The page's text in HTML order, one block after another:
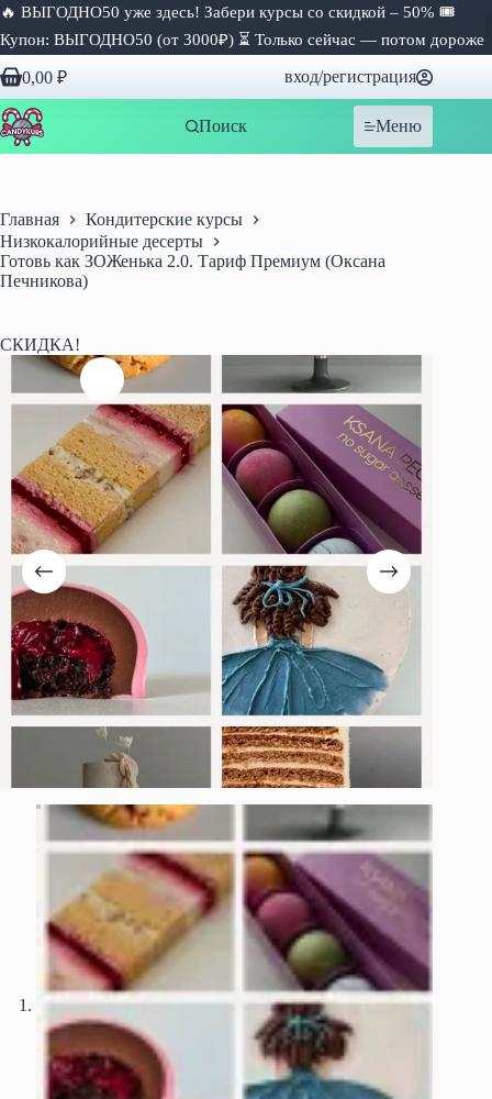
🔥 ВЫГОДНО50 уже здесь! Забери курсы со скидкой – 50% 🎟
Купон: ВЫГОДНО50 (от 3000₽) ⏳ Только сейчас — потом дороже
Перейти
к
сути
Корзина
0,00 ₽ вход/регистрация
Поиск Меню
Главная
Кондитерские курсы
Низкокалорийные десерты
Готовь как ЗОЖенька 2.0. Тариф Премиум (Оксана
Печникова)
СКИДКА!